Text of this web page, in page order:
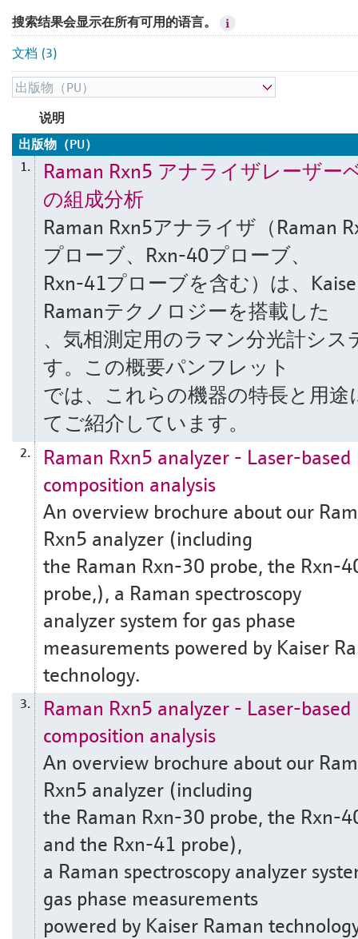
搜索结果会显示在所有可用的语言。
文档 (3)
说明
出版物（PU）
1.
Raman Rxn5 アナライザレーザー
の組成分析
Raman Rxn5アナライザ（Raman
プローブ、Rxn-40プローブ、
Rxn-41プローブを含む）は、
Ramanテクノロジーを搭載した
、気相測定用のラマン分光計シス
す。この概要パンフレット
では、これらの機器の特長と用途
てご紹介しています。
2.
Raman Rxn5 analyzer - Laser-based
composition analysis
An overview brochure about our
Rxn5 analyzer (including
the Raman Rxn-30 probe, the Rxn-
probe,), a Raman spectroscopy
analyzer system for gas phase
measurements powered by Kaiser
technology.
3.
Raman Rxn5 analyzer - Laser-based
composition analysis
An overview brochure about our
Rxn5 analyzer (including
the Raman Rxn-30 probe, the Rxn-
and the Rxn-41 probe),
a Raman spectroscopy analyzer
gas phase measurements
powered by Kaiser Raman